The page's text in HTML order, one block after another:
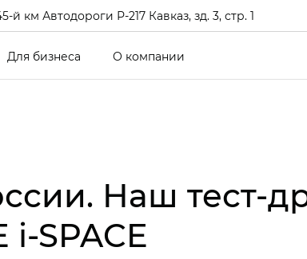
км Автодороги Р-217 Кавказ, зд. 3, стр. 1
Для бизнеса О компании
Наш тест-